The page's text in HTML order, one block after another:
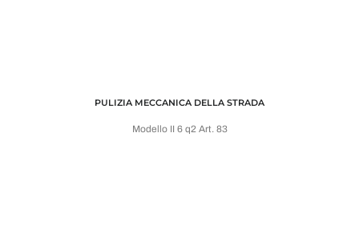
PULIZIA MECCANICA DELLA STRADA
Modello II 6 q2 Art. 83